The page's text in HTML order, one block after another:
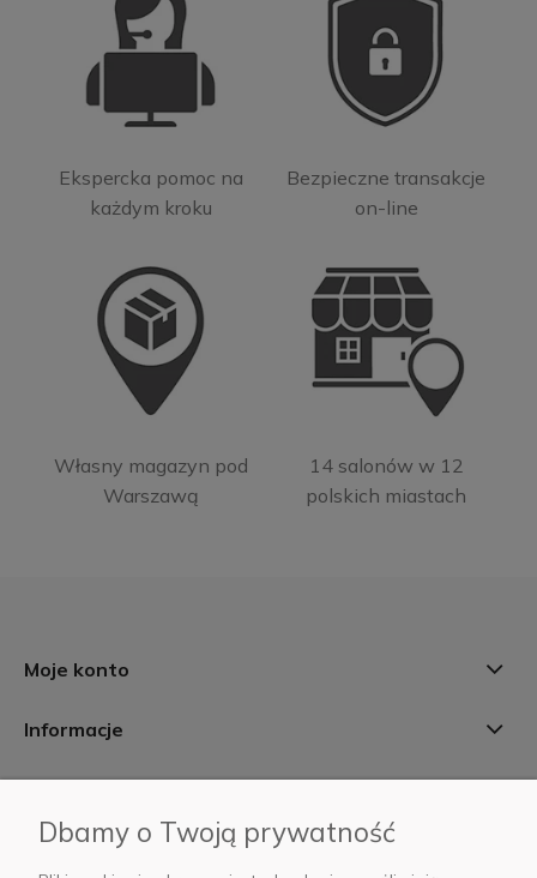
Ekspercka pomoc na
każdym kroku
Bezpieczne transakcje
on-line
Własny magazyn pod
Warszawą
14 salonów w 12
polskich miastach
Moje konto
Informacje
AB Foto
Dbamy o Twoją prywatność